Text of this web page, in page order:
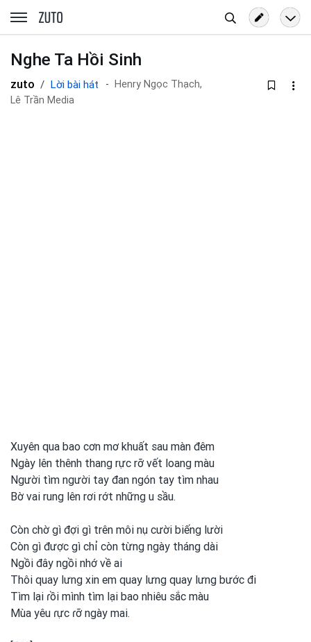
zuto.vn
kiếm
Nghe Ta Hồi Sinh
zuto Lời bài hát
Henry Ngọc Thạch,
Lê Trần Media
Xuyên qua bao cơn mơ khuất sau màn đêm
Ngày lên thênh thang rực rỡ vết loang màu
Người tìm người tay đan ngón tay tìm nhau
Bờ vai rung lên rơi rớt những u sầu.
Còn chờ gì đợi gì trên môi nụ cười biếng lười
Còn gì được gì chỉ còn từng ngày tháng dài
Ngồi đây ngồi nhớ về ai
Thôi quay lưng xin em quay lưng quay lưng bước đi
Tìm lại ɾồi mình tìm lại bao nhiêu sắc màu
Mùa yêu ɾực ɾỡ ngày mai.